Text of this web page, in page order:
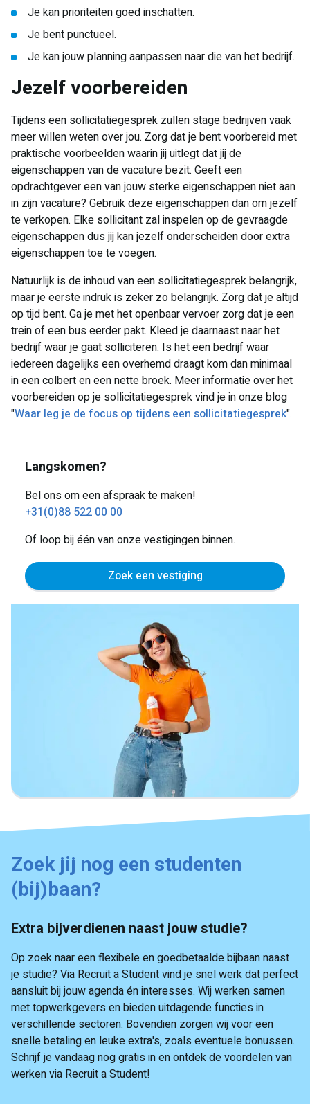
Je kan prioriteiten goed inschatten.
Je bent punctueel.
Je kan jouw planning aanpassen naar die van het bedrijf.
Jezelf voorbereiden
Tijdens een sollicitatiegesprek zullen stage bedrijven vaak
meer willen weten over jou. Zorg dat je bent voorbereid met
praktische voorbeelden waarin jij uitlegt dat jij de
eigenschappen van de vacature bezit. Geeft een
opdrachtgever een van jouw sterke eigenschappen niet aan
in zijn vacature? Gebruik deze eigenschappen dan om jezelf
te verkopen. Elke sollicitant zal inspelen op de gevraagde
eigenschappen dus jij kan jezelf onderscheiden door extra
eigenschappen toe te voegen.
Natuurlijk is de inhoud van een sollicitatiegesprek belangrijk,
maar je eerste indruk is zeker zo belangrijk. Zorg dat je altijd
op tijd bent. Ga je met het openbaar vervoer zorg dat je een
trein of een bus eerder pakt. Kleed je daarnaast naar het
bedrijf waar je gaat solliciteren. Is het een bedrijf waar
iedereen dagelijks een overhemd draagt kom dan minimaal
in een colbert en een nette broek. Meer informatie over het
voorbereiden op je sollicitatiegesprek vind je in onze blog
"Waar leg je de focus op tijdens een sollicitatiegesprek".
Langskomen?
Bel ons om een afspraak te maken!
+31(0)88 522 00 00
Of loop bij één van onze vestigingen binnen.
Zoek een vestiging
Zoek jij nog een studenten
(bij)baan?
Extra bijverdienen naast jouw studie?
Op zoek naar een flexibele en goedbetaalde bijbaan naast
je studie? Via Recruit a Student vind je snel werk dat perfect
aansluit bij jouw agenda én interesses. Wij werken samen
met topwerkgevers en bieden uitdagende functies in
verschillende sectoren. Bovendien zorgen wij voor een
snelle betaling en leuke extra's, zoals eventuele bonussen.
Schrijf je vandaag nog gratis in en ontdek de voordelen van
werken via Recruit a Student!